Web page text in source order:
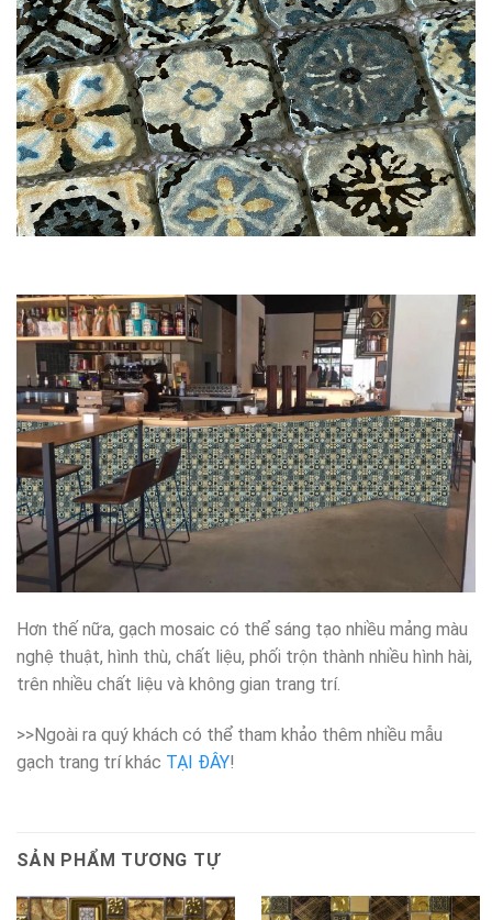
Hơn thế nữa, gạch mosaic có thể sáng tạo nhiều mảng màu
nghệ thuật, hình thù, chất liệu, phối trộn thành nhiều hình hài,
trên nhiều chất liệu và không gian trang trí.
>>Ngoài ra quý khách có thể tham khảo thêm nhiều mẫu
gạch trang trí khác TẠI ĐÂY!
SẢN PHẨM TƯƠNG TỰ